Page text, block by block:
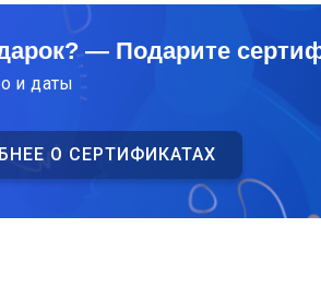
— Подарите
и даты
О СЕРТИФИКАТАХ